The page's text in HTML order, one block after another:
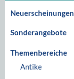
Neuerscheinungen
Sonderangebote
Themenbereiche
Antike